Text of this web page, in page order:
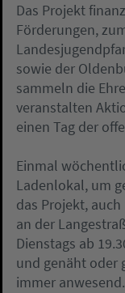
Das Projekt
Förderungen,
sowie der
sammeln die
veranstalten
einen Tag der
Einmal
Ladenlokal, um
das Projekt,
an der
Dienstags ab
und genäht oder
immer anwesend.